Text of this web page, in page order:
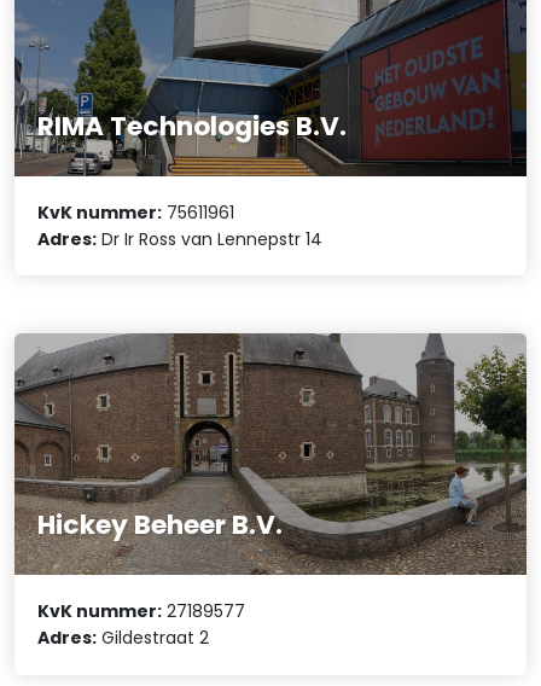
RIMA Technologies B.V.
KvK nummer: 75611961
Adres: Dr Ir Ross van Lennepstr 14
Hickey Beheer B.V.
KvK nummer: 27189577
Adres: Gildestraat 2